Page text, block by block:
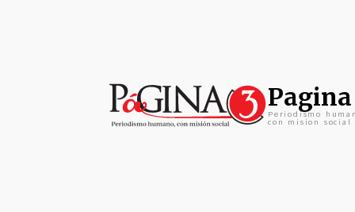
Periodismo
con mision social